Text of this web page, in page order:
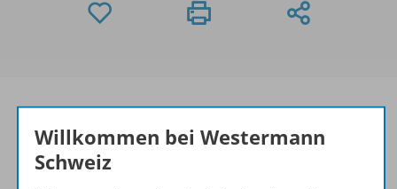
Produktinformationen
Willkommen bei Westermann
Schweiz